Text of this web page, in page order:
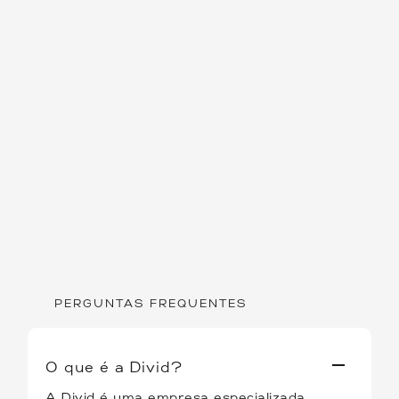
PERGUNTAS FREQUENTES
O que é a Divid?